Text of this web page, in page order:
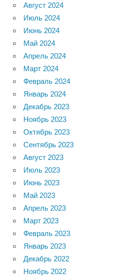
Август 2024
Июль 2024
Июнь 2024
Май 2024
Апрель 2024
Март 2024
Февраль 2024
Январь 2024
Декабрь 2023
Ноябрь 2023
Октябрь 2023
Сентябрь 2023
Август 2023
Июль 2023
Июнь 2023
Май 2023
Апрель 2023
Март 2023
Февраль 2023
Январь 2023
Декабрь 2022
Ноябрь 2022